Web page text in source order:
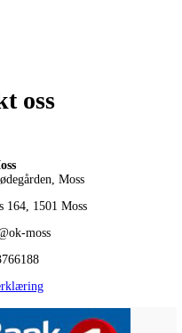
oss
Moss
164, 1501 Moss
moss